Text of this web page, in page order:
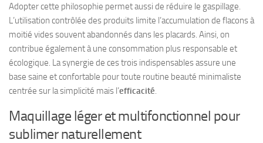
Adopter cette philosophie permet aussi de réduire le gaspillage.
L’utilisation contrôlée des produits limite l’accumulation de flacons à
moitié vides souvent abandonnés dans les placards. Ainsi, on
contribue également à une consommation plus responsable et
écologique. La synergie de ces trois indispensables assure une
base saine et confortable pour toute routine beauté minimaliste
centrée sur la simplicité mais l’efficacité.
Maquillage léger et multifonctionnel pour
sublimer naturellement